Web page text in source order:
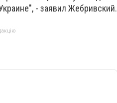
- заявил Жебривский.